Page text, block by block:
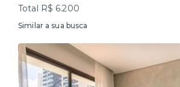
Total R$ 6.200
Similar a sua busca